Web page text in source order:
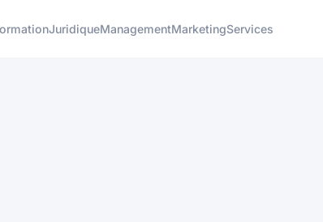
JuridiqueManagementMarketingServices